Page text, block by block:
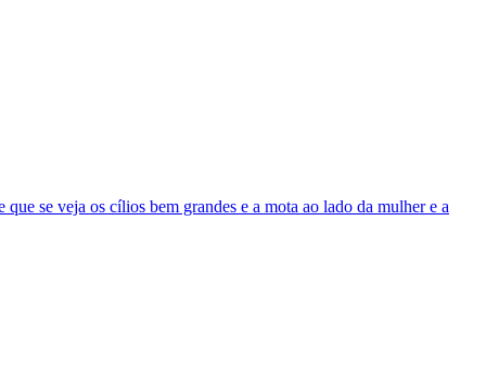
se veja os cílios bem grandes e a mota ao lado da mulher e a